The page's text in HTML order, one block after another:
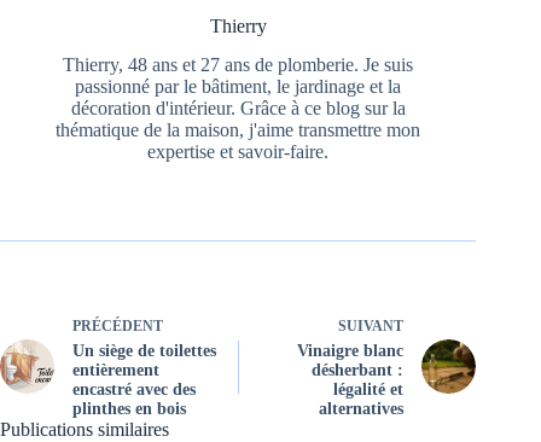
Thierry
Thierry, 48 ans et 27 ans de plomberie. Je suis
passionné par le bâtiment, le jardinage et la
décoration d'intérieur. Grâce à ce blog sur la
thématique de la maison, j'aime transmettre mon
expertise et savoir-faire.
PRÉCÉDENT
Un siège de toilettes
entièrement
encastré avec des
plinthes en bois
SUIVANT
Vinaigre blanc
désherbant :
légalité et
alternatives
Publications similaires